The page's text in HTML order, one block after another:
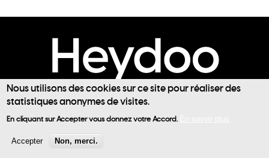
User
account
Clever léieren mat heydoo.lu
Nous utilisons des cookies sur ce site pour réaliser des
statistiques anonymes de visites.
En cliquant sur Accepter vous donnez votre Accord.
Accepter Non, merci.